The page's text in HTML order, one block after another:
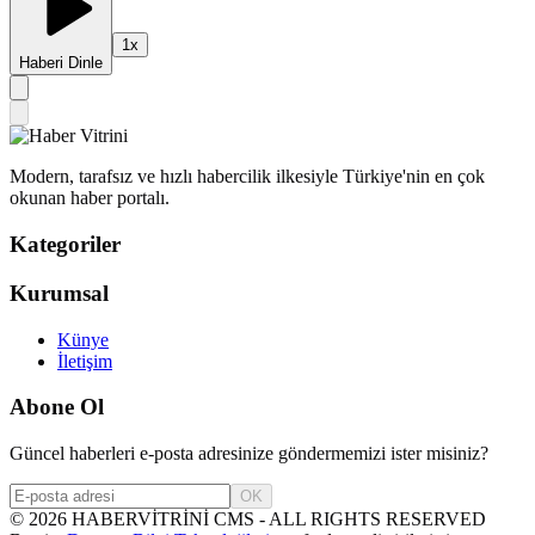
Haberi Dinle
1x
Modern, tarafsız ve hızlı habercilik ilkesiyle Türkiye'nin en çok
okunan haber portalı.
Kategoriler
Kurumsal
Künye
İletişim
Abone Ol
Güncel haberleri e-posta adresinize göndermemizi ister misiniz?
OK
© 2026 HABERVİTRİNİ CMS - ALL RIGHTS RESERVED